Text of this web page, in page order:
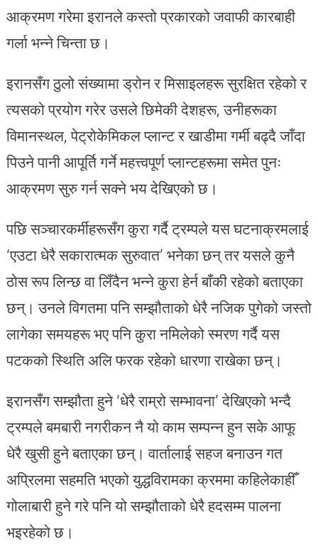
आक्रमण गरेमा इरानले कस्तो प्रकारको जवाफी कारबाही
गर्ला भन्ने चिन्ता छ।
इरानसँग ठुलो संख्यामा ड्रोन र मिसाइलहरू सुरक्षित रहेको र
त्यसको प्रयोग गरेर उसले छिमेकी देशहरू, उनीहरूका
विमानस्थल, पेट्रोकेमिकल प्लान्ट र खाडीमा गर्मी बढ्दै जाँदा
पिउने पानी आपूर्ति गर्ने महत्त्वपूर्ण प्लान्टहरूमा समेत पुनः
आक्रमण सुरु गर्न सक्ने भय देखिएको छ।
पछि सञ्चारकर्मीहरूसँग कुरा गर्दै ट्रम्पले यस घटनाक्रमलाई
‘एउटा धेरै सकारात्मक सुरुवात’ भनेका छन् तर यसले कुनै
ठोस रूप लिन्छ वा लिँदैन भन्ने कुरा हेर्न बाँकी रहेको बताएका
छन्। उनले विगतमा पनि सम्झौताको धेरै नजिक पुगेको जस्तो
लागेका समयहरू भए पनि कुरा नमिलेको स्मरण गर्दै यस
पटकको स्थिति अलि फरक रहेको धारणा राखेका छन्।
इरानसँग सम्झौता हुने ‘धेरै राम्रो सम्भावना’ देखिएको भन्दै
ट्रम्पले बमबारी नगरीकन नै यो काम सम्पन्न हुन सके आफू
धेरै खुसी हुने बताएका छन्। वार्तालाई सहज बनाउन गत
अप्रिलमा सहमति भएको युद्धविरामका क्रममा कहिलेकाहीँ
गोलाबारी हुने गरे पनि यो सम्झौताको धेरै हदसम्म पालना
भइरहेको छ।